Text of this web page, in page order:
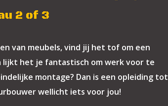
2 of 3
van meubels, vind jij het tof om een
lijkt het je fantastisch om werk voor te
montage? Dan is een opleiding tot
wellicht iets voor jou!